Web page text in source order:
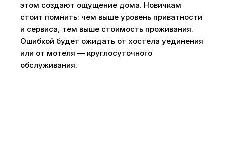
этом создают ощущение дома. Новичкам
стоит помнить: чем выше уровень приватности
и сервиса, тем выше стоимость проживания.
Ошибкой будет ожидать от хостела уединения
или от мотеля — круглосуточного
обслуживания.